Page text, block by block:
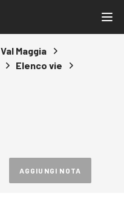
Val Maggia
Elenco vie
AGGIUNGI NOTA